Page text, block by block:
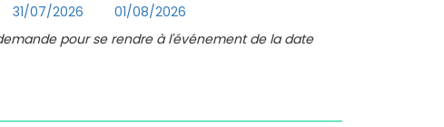
31/07/2026
01/08/2026
pour se rendre à l'événement de la date